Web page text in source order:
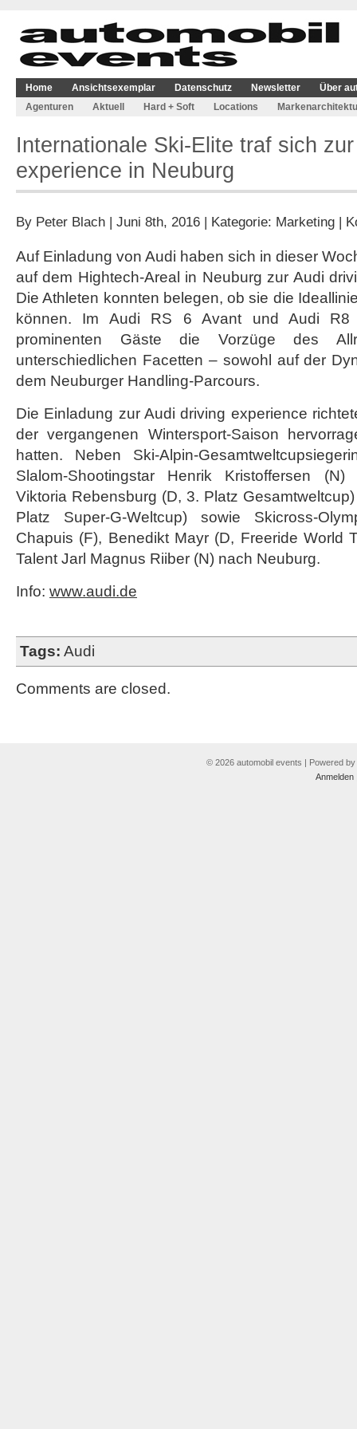
Home Ansichtsexemplar Datenschutz Newsletter
Über
Agenturen
Aktuell Hard + Soft Locations
Internationale Ski-Elite traf sich
experience in Neuburg
By Peter Blach | Juni 8th, 2016 | Kategorie: Marketing |
Auf Einladung von Audi haben sich in dieser
auf dem Hightech-Areal in Neuburg zur Audi
Die Athleten konnten belegen, ob sie die
können. Im Audi RS 6 Avant und Audi
prominenten Gäste die Vorzüge des
unterschiedlichen Facetten – sowohl auf der
dem Neuburger Handling-Parcours.
Die Einladung zur Audi driving experience
der vergangenen Wintersport-Saison
hatten. Neben Ski-Alpin-
Slalom-Shootingstar Henrik Kristoffersen
Viktoria Rebensburg (D, 3. Platz
Platz Super-G-Weltcup) sowie Skicross-
Chapuis (F), Benedikt Mayr (D, Freeride World
Talent Jarl Magnus Riiber (N) nach Neuburg.
Info: www.audi.de
Tags: Audi
Comments are closed.
© 2026 automobil events | Powered by
Anmelden|